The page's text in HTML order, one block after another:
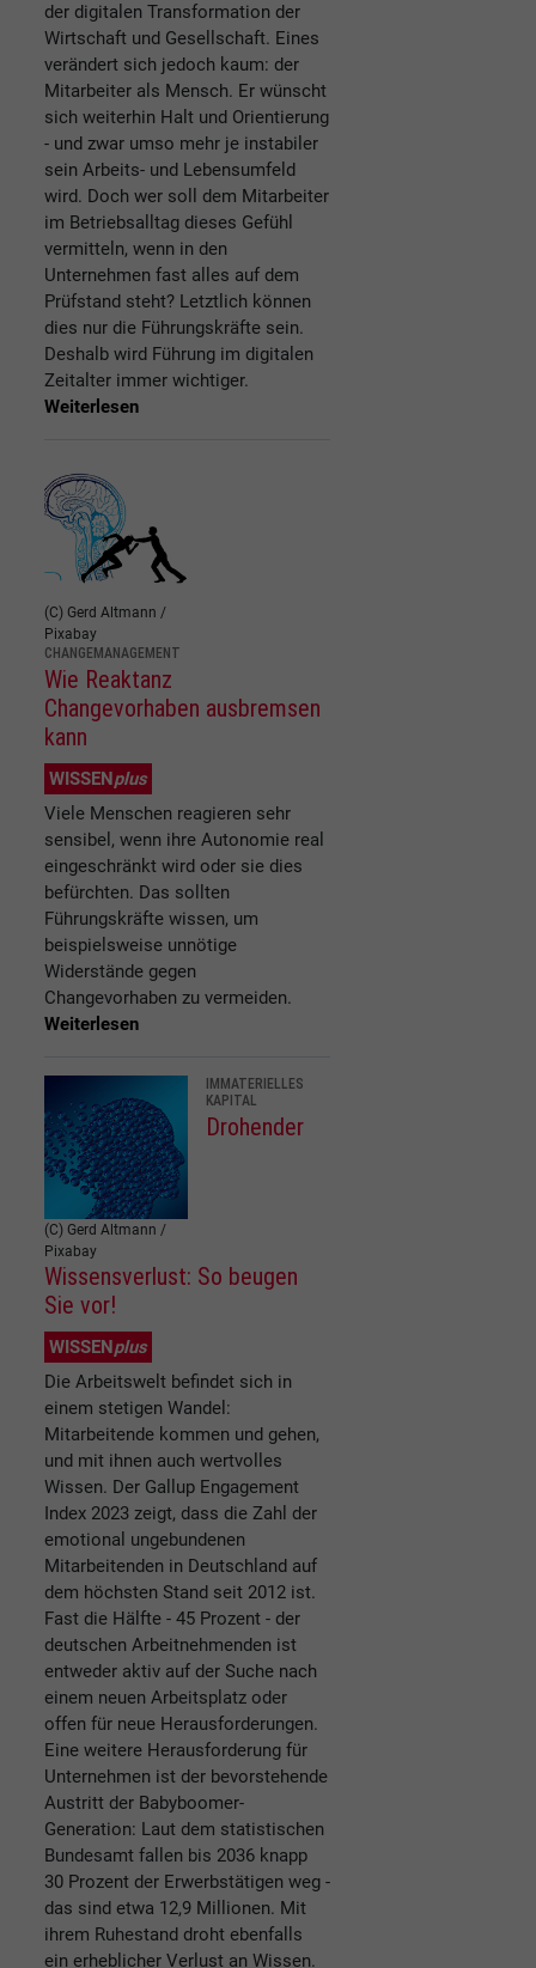
der digitalen Transformation der
Wirtschaft und Gesellschaft. Eines
verändert sich jedoch kaum: der
Mitarbeiter als Mensch. Er wünscht
sich weiterhin Halt und Orientierung
- und zwar umso mehr je instabiler
sein Arbeits- und Lebensumfeld
wird. Doch wer soll dem Mitarbeiter
im Betriebsalltag dieses Gefühl
vermitteln, wenn in den
Unternehmen fast alles auf dem
Prüfstand steht? Letztlich können
dies nur die Führungskräfte sein.
Deshalb wird Führung im digitalen
Zeitalter immer wichtiger.
Weiterlesen
(C) Gerd Altmann /
Pixabay
CHANGEMANAGEMENT
Wie Reaktanz
Changevorhaben ausbremsen
kann
WISSENplus
Viele Menschen reagieren sehr
sensibel, wenn ihre Autonomie real
eingeschränkt wird oder sie dies
befürchten. Das sollten
Führungskräfte wissen, um
beispielsweise unnötige
Widerstände gegen
Changevorhaben zu vermeiden.
Weiterlesen
(C) Gerd Altmann /
Pixabay
IMMATERIELLES
KAPITAL
Drohender
Wissensverlust: So beugen
Sie vor!
WISSENplus
Die Arbeitswelt befindet sich in
einem stetigen Wandel:
Mitarbeitende kommen und gehen,
und mit ihnen auch wertvolles
Wissen. Der Gallup Engagement
Index 2023 zeigt, dass die Zahl der
emotional ungebundenen
Mitarbeitenden in Deutschland auf
dem höchsten Stand seit 2012 ist.
Fast die Hälfte - 45 Prozent - der
deutschen Arbeitnehmenden ist
entweder aktiv auf der Suche nach
einem neuen Arbeitsplatz oder
offen für neue Herausforderungen.
Eine weitere Herausforderung für
Unternehmen ist der bevorstehende
Austritt der Babyboomer-
Generation: Laut dem statistischen
Bundesamt fallen bis 2036 knapp
30 Prozent der Erwerbstätigen weg -
das sind etwa 12,9 Millionen. Mit
ihrem Ruhestand droht ebenfalls
ein erheblicher Verlust an Wissen.